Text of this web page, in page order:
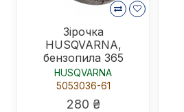
Зірочка
HUSQVARNA,
бензопила 365
HUSQVARNA
5053036-61
280 ₴